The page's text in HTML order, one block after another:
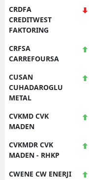
CRDFA
CREDITWEST
FAKTORING
CRFSA
CARREFOURSA
CUSAN
CUHADAROGLU
METAL
CVKMD CVK
MADEN
CVKMDR CVK
MADEN - RHKP
CWENE CW ENERJI